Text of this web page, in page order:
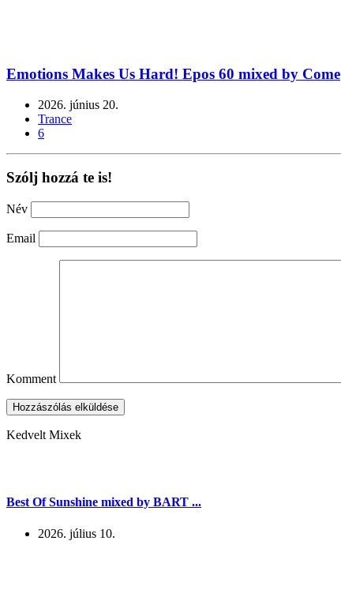
Emotions Makes Us Hard! Epos 60 mixed by Come
2026. június 20.
Trance
6
Szólj hozzá te is!
Név
Email
Komment
Hozzászólás elküldése
Kedvelt Mixek
Best Of Sunshine mixed by BART ...
2026. július 10.